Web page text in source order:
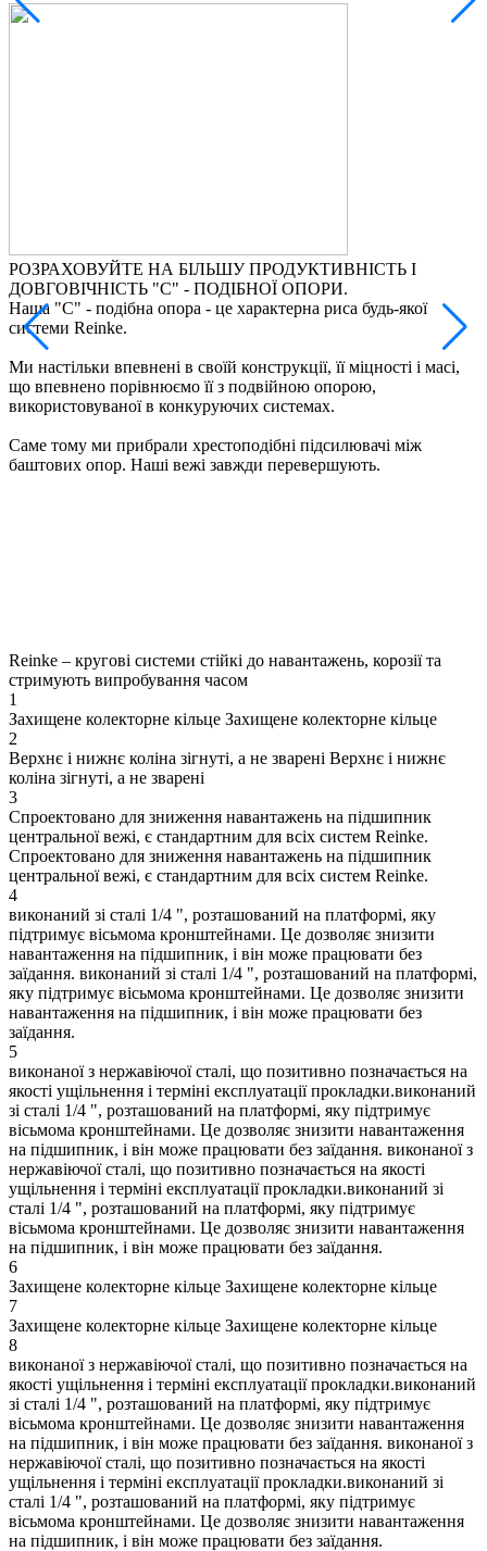
РОЗРАХОВУЙТЕ НА БІЛЬШУ ПРОДУКТИВНІСТЬ І
ДОВГОВІЧНІСТЬ "С" - ПОДІБНОЇ ОПОРИ.
Наша "C" - подібна опора - це характерна риса будь-якої
системи Reinke.
Ми настільки впевнені в своїй конструкції, її міцності і масі,
що впевнено порівнюємо її з подвійною опорою,
використовуваної в конкуруючих системах.
Саме тому ми прибрали хрестоподібні підсилювачі між
баштових опор. Наші вежі завжди перевершують.
Reinke – кругові системи стійкі до навантажень, корозії та
стримують випробування часом
1
Захищене колекторне кільце Захищене колекторне кільце
2
Верхнє і нижнє коліна зігнуті, а не зварені Верхнє і нижнє
коліна зігнуті, а не зварені
3
Спроектовано для зниження навантажень на підшипник
центральної вежі, є стандартним для всіх систем Reinke.
Спроектовано для зниження навантажень на підшипник
центральної вежі, є стандартним для всіх систем Reinke.
4
виконаний зі сталі 1/4 ", розташований на платформі, яку
підтримує вісьмома кронштейнами. Це дозволяє знизити
навантаження на підшипник, і він може працювати без
заїдання. виконаний зі сталі 1/4 ", розташований на платформі,
яку підтримує вісьмома кронштейнами. Це дозволяє знизити
навантаження на підшипник, і він може працювати без
заїдання.
5
виконаної з нержавіючої сталі, що позитивно позначається на
якості ущільнення і терміні експлуатації прокладки.виконаний
зі сталі 1/4 ", розташований на платформі, яку підтримує
вісьмома кронштейнами. Це дозволяє знизити навантаження
на підшипник, і він може працювати без заїдання. виконаної з
нержавіючої сталі, що позитивно позначається на якості
ущільнення і терміні експлуатації прокладки.виконаний зі
сталі 1/4 ", розташований на платформі, яку підтримує
вісьмома кронштейнами. Це дозволяє знизити навантаження
на підшипник, і він може працювати без заїдання.
6
Захищене колекторне кільце Захищене колекторне кільце
7
Захищене колекторне кільце Захищене колекторне кільце
8
виконаної з нержавіючої сталі, що позитивно позначається на
якості ущільнення і терміні експлуатації прокладки.виконаний
зі сталі 1/4 ", розташований на платформі, яку підтримує
вісьмома кронштейнами. Це дозволяє знизити навантаження
на підшипник, і він може працювати без заїдання. виконаної з
нержавіючої сталі, що позитивно позначається на якості
ущільнення і терміні експлуатації прокладки.виконаний зі
сталі 1/4 ", розташований на платформі, яку підтримує
вісьмома кронштейнами. Це дозволяє знизити навантаження
на підшипник, і він може працювати без заїдання.